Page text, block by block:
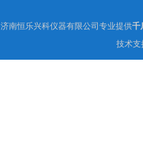
济南恒乐兴科仪器有限公司专业提供千
技术支